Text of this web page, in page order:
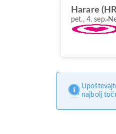
Harare
pet., 4. sep.
najbolj